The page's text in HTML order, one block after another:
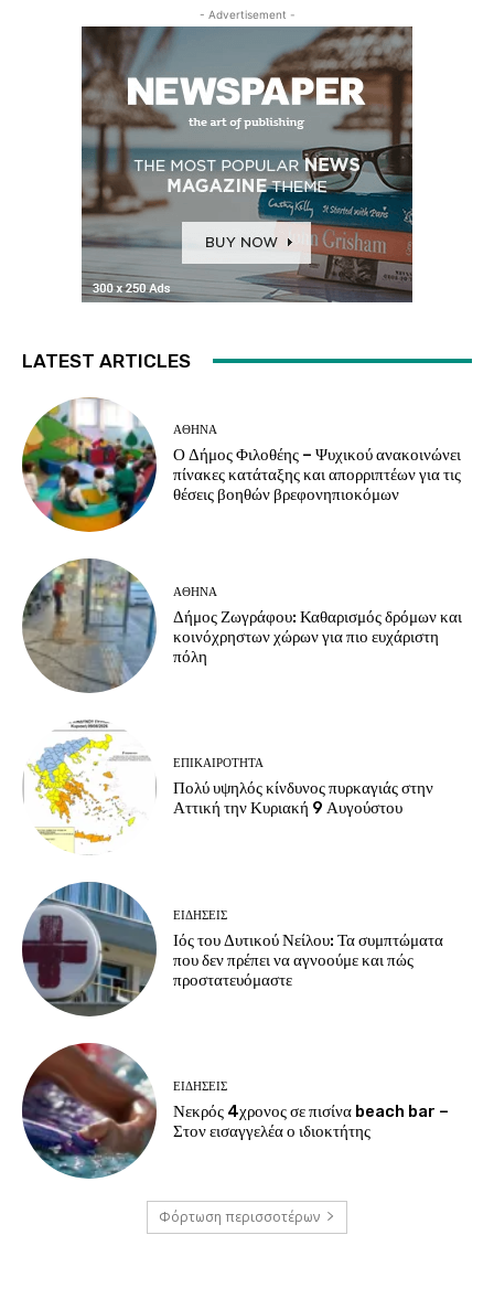
- Advertisement -
LATEST ARTICLES
ΑΘΗΝΑ
Ο Δήμος Φιλοθέης – Ψυχικού ανακοινώνει
πίνακες κατάταξης και απορριπτέων για τις
θέσεις βοηθών βρεφονηπιοκόμων
ΑΘΗΝΑ
Δήμος Ζωγράφου: Καθαρισμός δρόμων και
κοινόχρηστων χώρων για πιο ευχάριστη
πόλη
ΕΠΙΚΑΙΡΟΤΗΤΑ
Πολύ υψηλός κίνδυνος πυρκαγιάς στην
Αττική την Κυριακή 9 Αυγούστου
ΕΙΔΗΣΕΙΣ
Ιός του Δυτικού Νείλου: Τα συμπτώματα
που δεν πρέπει να αγνοούμε και πώς
προστατευόμαστε
ΕΙΔΗΣΕΙΣ
Νεκρός 4χρονος σε πισίνα beach bar –
Στον εισαγγελέα ο ιδιοκτήτης
Φόρτωση περισσοτέρων